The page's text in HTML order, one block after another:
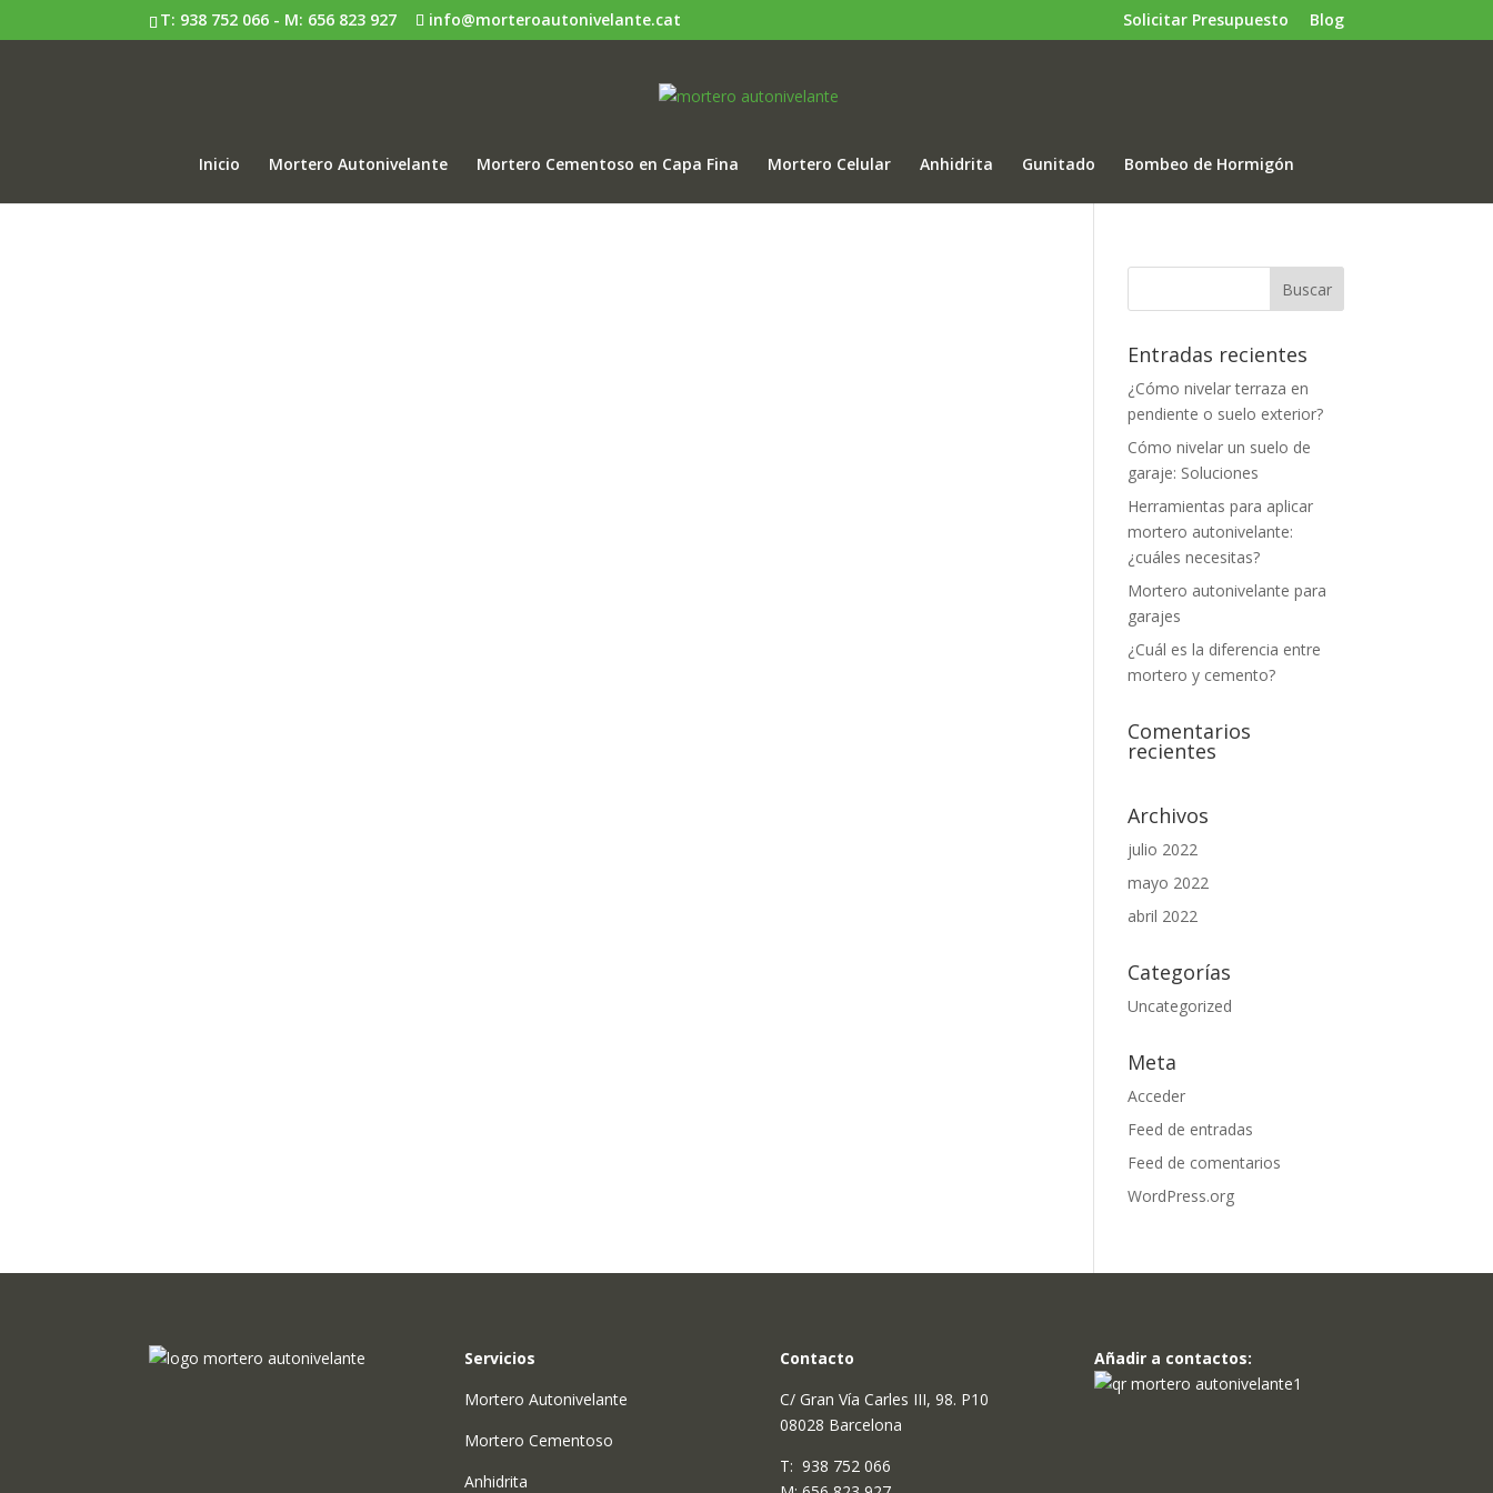
T: 938 752 066 - M: 656 823 927 info@morteroautonivelante.cat Solicitar Presupuesto Blog
Inicio Mortero Autonivelante Mortero Cementoso en Capa Fina Mortero Celular Anhidrita Gunitado Bombeo de Hormigón
Entradas recientes
¿Cómo nivelar terraza en
pendiente o suelo exterior?
Cómo nivelar un suelo de
garaje: Soluciones
Herramientas para aplicar
mortero autonivelante:
¿cuáles necesitas?
Mortero autonivelante para
garajes
¿Cuál es la diferencia entre
mortero y cemento?
Comentarios
recientes
Archivos
julio 2022
mayo 2022
abril 2022
Categorías
Uncategorized
Meta
Acceder
Feed de entradas
Feed de comentarios
WordPress.org
Servicios
Mortero Autonivelante
Mortero Cementoso
Anhidrita
Contacto
C/ Gran Vía Carles III, 98. P10
08028 Barcelona
T: 938 752 066
Añadir a contactos: